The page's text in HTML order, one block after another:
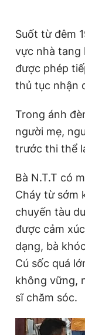
Suốt từ đêm
vực nhà tang
được phép
thủ tục nhận
Trong ánh
người mẹ,
trước thi thể
Bà N.T.T có
Cháy từ sớm
chuyến tàu
được cảm
dạng, bà
Cú sốc quá
không vững,
sĩ chăm sóc.